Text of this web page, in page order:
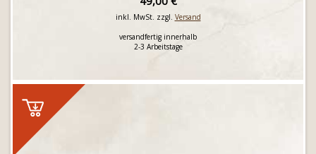
inkl. MwSt. zzgl. Versand
versandfertig innerhalb
2-3 Arbeitstage